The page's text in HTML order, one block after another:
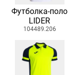
Футболка-поло
LIDER
104489.206